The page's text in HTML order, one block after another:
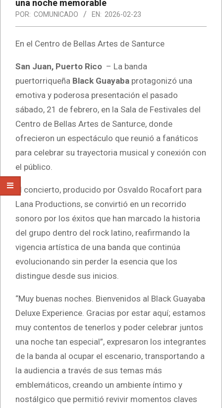
una noche memorable
POR: COMUNICADO EN: 2026-02-23
En el Centro de Bellas Artes de Santurce
San Juan, Puerto Rico – La banda
puertorriqueña Black Guayaba protagonizó una
emotiva y poderosa presentación el pasado
sábado, 21 de febrero, en la Sala de Festivales del
Centro de Bellas Artes de Santurce, donde
ofrecieron un espectáculo que reunió a fanáticos
para celebrar su trayectoria musical y conexión con
el público.
El concierto, producido por Osvaldo Rocafort para
Lana Productions, se convirtió en un recorrido
sonoro por los éxitos que han marcado la historia
del grupo dentro del rock latino, reafirmando la
vigencia artística de una banda que continúa
evolucionando sin perder la esencia que los
distingue desde sus inicios.
“Muy buenas noches. Bienvenidos al Black Guayaba
Deluxe Experience. Gracias por estar aquí; estamos
muy contentos de tenerlos y poder celebrar juntos
una noche tan especial”, expresaron los integrantes
de la banda al ocupar el escenario, transportando a
la audiencia a través de sus temas más
emblemáticos, creando un ambiente íntimo y
nostálgico que permitió revivir momentos claves